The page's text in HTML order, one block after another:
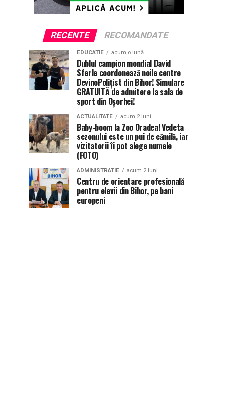
RECENTE RECOMANDATE
EDUCATIE acum o lună
Dublul campion mondial David
Sferle coordonează noile centre
DevinoPolițist din Bihor! Simulare
GRATUITĂ de admitere la sala de
sport din Oșorhei!
ACTUALITATE acum 2 luni
Baby-boom la Zoo Oradea! Vedeta
sezonului este un pui de cămilă, iar
vizitatorii îi pot alege numele
(FOTO)
ADMINISTRATIE acum 2 luni
Centru de orientare profesională
pentru elevii din Bihor, pe bani
europeni